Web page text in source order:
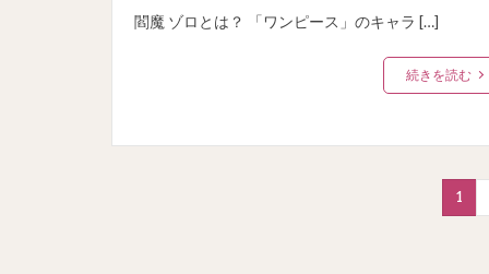
閻魔 ゾロとは？ 「ワンピース」のキャラ […]
続きを読む
1